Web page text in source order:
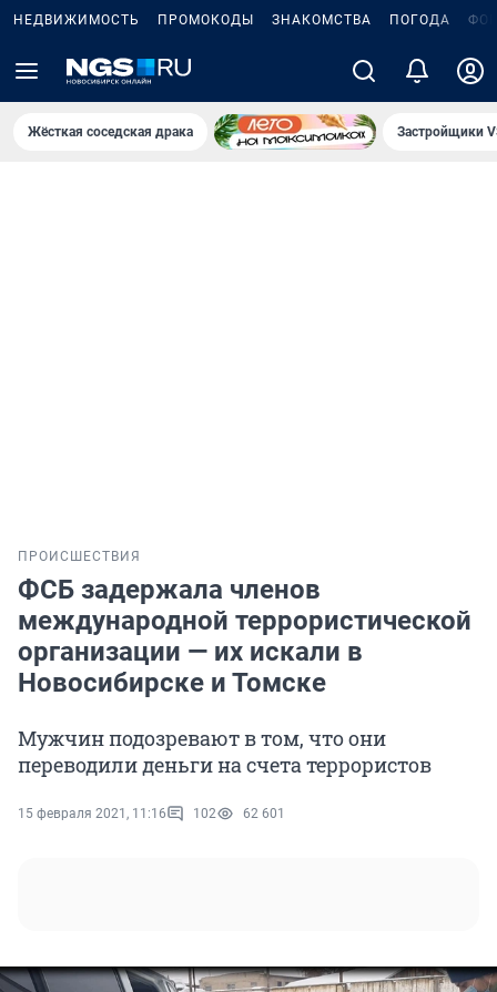
НЕДВИЖИМОСТЬ ПРОМОКОДЫ ЗНАКОМСТВА ПОГОДА
Жёсткая соседская драка Застройщики
ПРОИСШЕСТВИЯ
ФСБ задержала членов
международной террористической
организации — их искали в
Новосибирске и Томске
Мужчин подозревают в том, что они
переводили деньги на счета террористов
15 февраля 2021, 11:16 102 62 601